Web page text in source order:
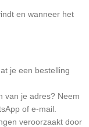
en wanneer het
je een bestelling
van je adres? Neem
of e-mail.
veroorzaakt door